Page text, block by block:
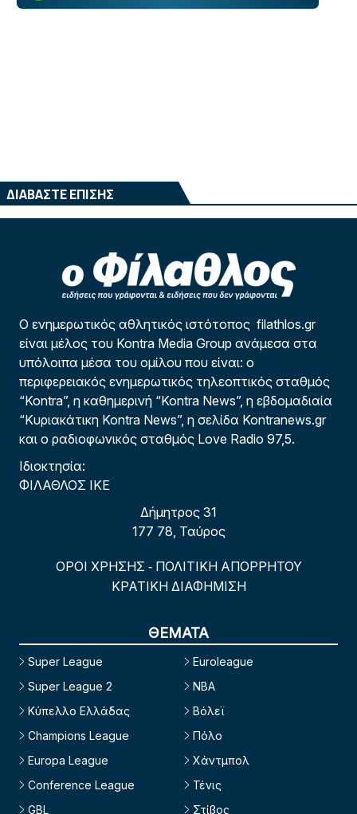
ΔΙΑΒΑΣΤΕ ΕΠΙΣΗΣ
Ο ενημερωτικός αθλητικός ιστότοπος filathlos.gr
είναι μέλος του Kontra Media Group ανάμεσα στα
υπόλοιπα μέσα του ομίλου που είναι: ο
περιφερειακός ενημερωτικός τηλεοπτικός σταθμός
“Kontra”, η καθημερινή “Kontra News”, η εβδομαδιαία
“Κυριακάτικη Kontra News”, η σελίδα Kontranews.gr
και ο ραδιοφωνικός σταθμός Love Radio 97,5.
Ιδιοκτησία:
ΦΙΛΑΘΛΟΣ ΙΚΕ
Δήμητρος 31
177 78, Ταύρος
ΟΡΟΙ ΧΡΗΣΗΣ - ΠΟΛΙΤΙΚΗ ΑΠΟΡΡΗΤΟΥ
ΚΡΑΤΙΚΗ ΔΙΑΦΗΜΙΣΗ
ΘΕΜΑΤΑ
Super League
Super League 2
Κύπελλο Ελλάδας
Champions League
Europa League
Conference League
GBL
Euroleague
NBA
Βόλεϊ
Πόλο
Χάντμπολ
Τένις
Στίβος